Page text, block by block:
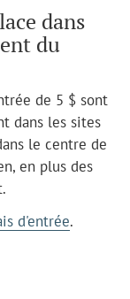
dans
du
de 5 $ sont
dans les sites
le centre de
en plus des
d'entrée.